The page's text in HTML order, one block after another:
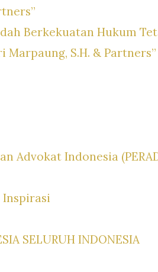
Berkekuatan Hukum
Marpaung, S.H. & Partners”
Advokat Indonesia
Inspirasi
SELURUH INDONESIA